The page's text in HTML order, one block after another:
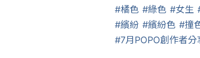
#橘色 #綠色 #女生
#繽紛 #繽紛色 #撞
#7月POPO創作者分